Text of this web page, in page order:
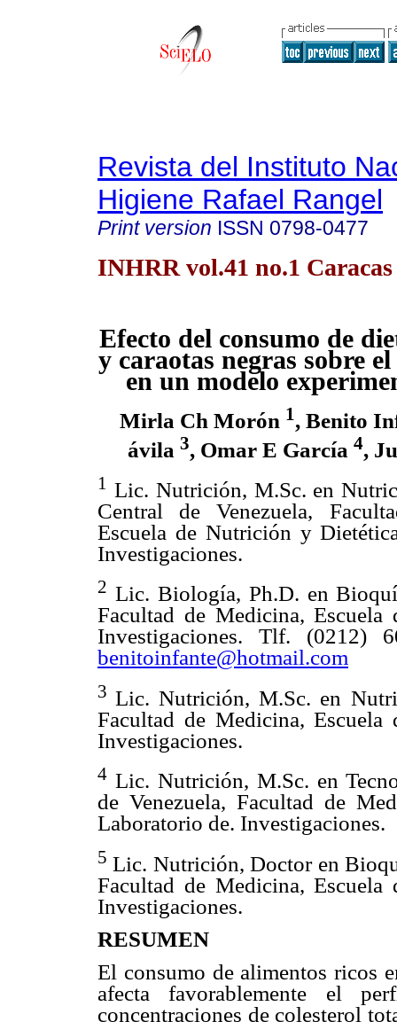
Revista del Instituto
Higiene Rafael Rangel
Print version ISSN 0798-0477
INHRR vol.41 no.1 Caracas
Efecto del consumo de
y caraotas negras sobre
en un modelo
Mirla Ch Morón 1, Benito
ávila 3, Omar E García 4,
1 Lic. Nutrición, M.Sc. en
Central de Venezuela,
Escuela de Nutrición y
Investigaciones.
2 Lic. Biología, Ph.D. en
Facultad de Medicina,
Investigaciones. Tlf. (0212)
benitoinfante@hotmail.com
3Lic. Nutrición, M.Sc. en
Facultad de Medicina,
Investigaciones.
4 Lic. Nutrición, M.Sc. en
de Venezuela, Facultad de
Laboratorio de. Investigaciones.
5 Lic. Nutrición, Doctor en
Facultad de Medicina,
Investigaciones.
RESUMEN
El consumo de alimentos ricos
afecta favorablemente el
concentraciones de colesterol